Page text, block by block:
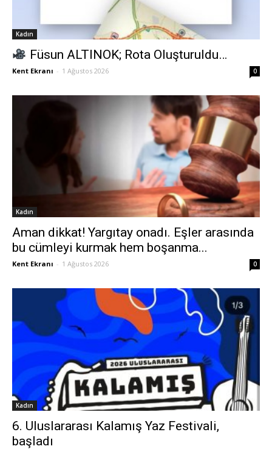
Kadın
Füsun ALTINOK; Rota Oluşturuldu…
Kent Ekranı - 1 Ağustos 2026 0
Kadın
Aman dikkat! Yargıtay onadı. Eşler arasında
bu cümleyi kurmak hem boşanma...
Kent Ekranı - 1 Ağustos 2026 0
Kadın
6. Uluslararası Kalamış Yaz Festivali,
başladı